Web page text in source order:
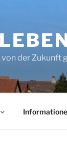
der Zukunft